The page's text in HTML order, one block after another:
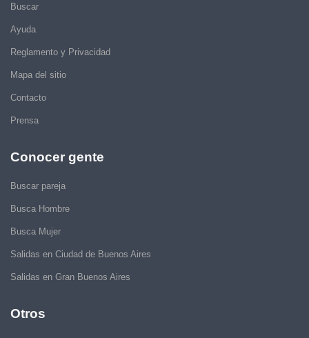
Buscar
Ayuda
Reglamento y Privacidad
Mapa del sitio
Contacto
Prensa
Conocer gente
Buscar pareja
Busca Hombre
Busca Mujer
Salidas en Ciudad de Buenos Aires
Salidas en Gran Buenos Aires
Otros